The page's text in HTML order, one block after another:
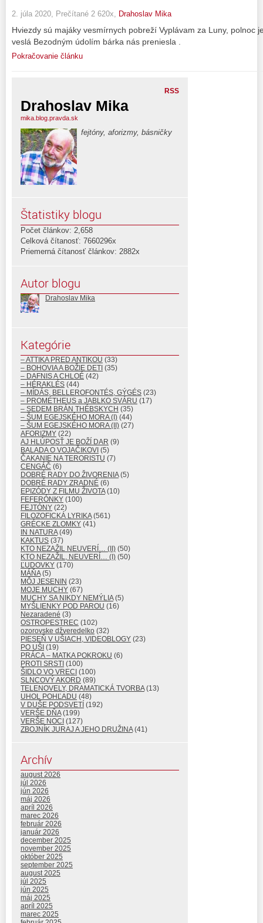
2. júla 2020, Prečítané 2 620x, Drahoslav Mika
Hviezdy sú majáky vesmírnych pobreží Vyplávam za Luny, polnoc
veslá Bezodným údolím bárka nás preniesla .
Pokračovanie článku
RSS
Drahoslav Mika
mika.blog.pravda.sk
fejtóny, aforizmy, básničky
Štatistiky blogu
Počet článkov: 2,658
Celková čítanosť: 7660296x
Priemerná čítanosť článkov: 2882x
Autor blogu
Drahoslav Mika
Kategórie
– ATTIKA PRED ANTIKOU (33)
– BOHOVIA A BOŽIE DETI (35)
– DAFNIS A CHLOÉ (42)
– HÉRAKLÉS (44)
– MÍDÁS, BELLEROFONTÉS, GÝGÉS (23)
– PROMÉTHEUS a JABLKO SVÁRU (17)
– SEDEM BRÁN THÉBSKYCH (35)
– ŠUM EGEJSKÉHO MORA (I) (44)
– ŠUM EGEJSKÉHO MORA (II) (27)
AFORIZMY (22)
AJ HLÚPOSŤ JE BOŽÍ DAR (9)
BALADA O VOJAČIKOVI (5)
ČAKANIE NA TERORISTU (7)
CENGÁČ (6)
DOBRÉ RADY DO ŽIVORENIA(5)
DOBRÉ RADY ZRADNÉ (6)
EPIZÓDY Z FILMU ŽIVOTA(10)
FEFERÓNKY (100)
FEJTÓNY (22)
FILOZOFICKÁ LYRIKA(561)
GRÉCKE ZLOMKY (41)
IN NATURA(49)
KAKTUS (37)
KTO NEZAŽIL NEUVERÍ… (II) (50)
KTO NEZAŽIL, NEUVERÍ… (I) (50)
ĽUDOVKY (170)
MÁŇA(5)
MÔJ JESENIN (23)
MOJE MUCHY (67)
MUCHY SA NIKDY NEMÝLIA(5)
MYŠLIENKY POD PAROU (16)
Nezaradené (3)
OSTROPESTREC (102)
ozorovske džveredelko (32)
PIESEŇ V UŠIACH, VIDEOBLOGY (23)
PO UŠI (19)
PRÁCA – MATKA POKROKU (6)
PROTI SRSTI (100)
ŠIDLO VO VRECI (100)
SLNCOVÝ AKORD (89)
TELENOVELY, DRAMATICKÁ TVORBA(13)
UHOL POHĽADU (48)
V DUŠE PODSVETÍ (192)
VERŠE DŇA(199)
VERŠE NOCI (127)
ZBOJNÍK JURAJ A JEHO DRUŽINA(41)
Archív
august 2026
júl 2026
jún 2026
máj 2026
apríl 2026
marec 2026
február 2026
január 2026
december 2025
november 2025
október 2025
september 2025
august 2025
júl 2025
jún 2025
máj 2025
apríl 2025
marec 2025